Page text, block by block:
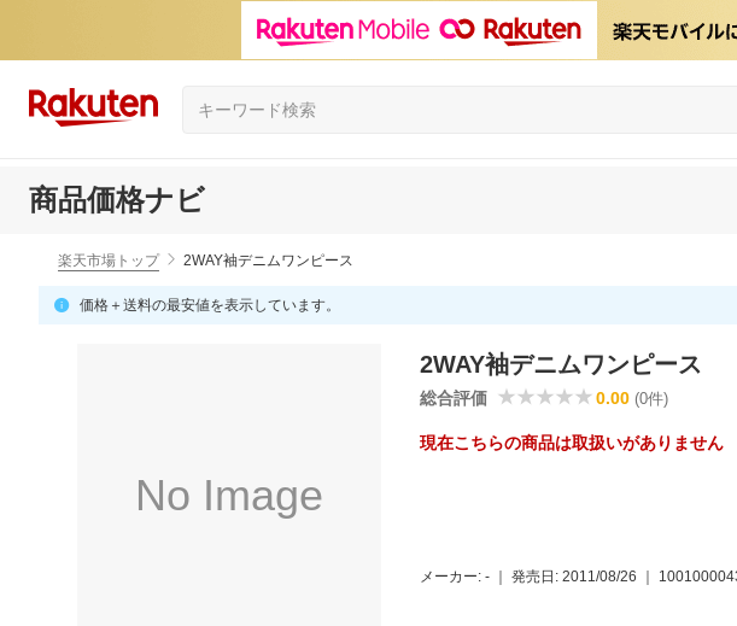
商品価格ナビ
楽天市場トップ 2WAY袖デニムワンピース
価格＋送料の最安値を表示しています。
No Image
2WAY袖デニムワンピース
総合評価 0.00 (0件)
現在こちらの商品は取扱いがありません
メーカー: - ｜ 発売日: 2011/08/26 ｜